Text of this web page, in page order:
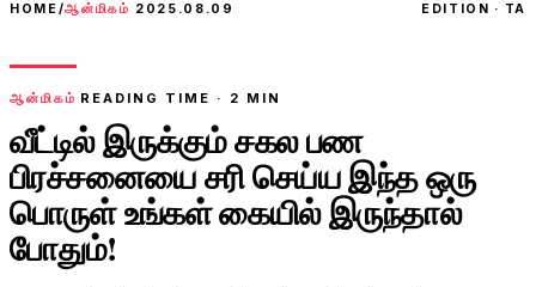
HOME/ஆன்மிகம் 2025.08.09 EDITION · TA
ஆன்மிகம் READING TIME · 2 MIN
வீட்டில் இருக்கும் சகல பண
பிரச்சனையை சரி செய்ய இந்த ஒரு
பொருள் உங்கள் கையில் இருந்தால்
போதும்!